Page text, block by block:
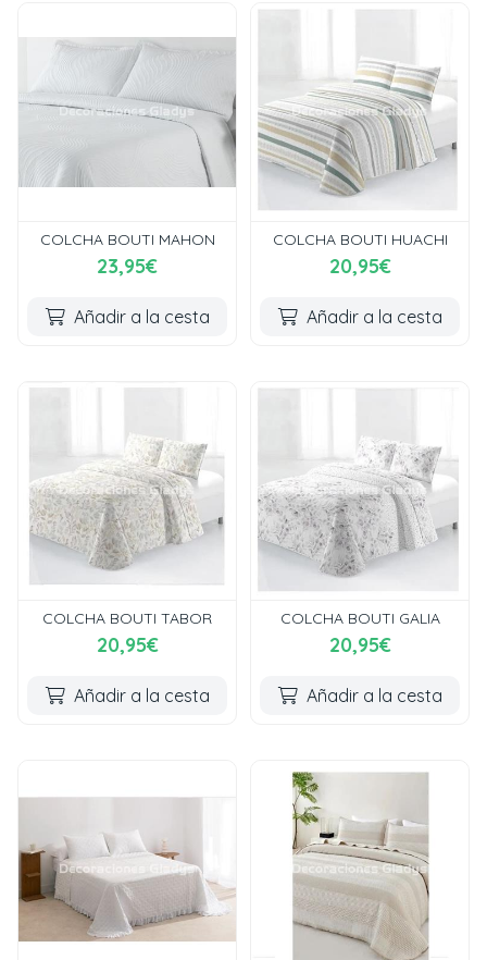
COLCHA BOUTI MAHON
23,95€
Añadir a la cesta
COLCHA BOUTI HUACHI
20,95€
Añadir a la cesta
COLCHA BOUTI TABOR
20,95€
Añadir a la cesta
COLCHA BOUTI GALIA
20,95€
Añadir a la cesta